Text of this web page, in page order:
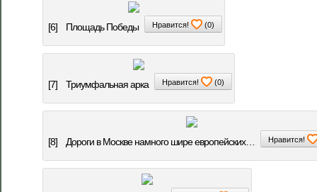
[6] Площадь Победы Нравится! (0)
[7] Триумфальная арка Нравится! (0)
[8] Дороги в Москве намного шире европейских… Нравится!